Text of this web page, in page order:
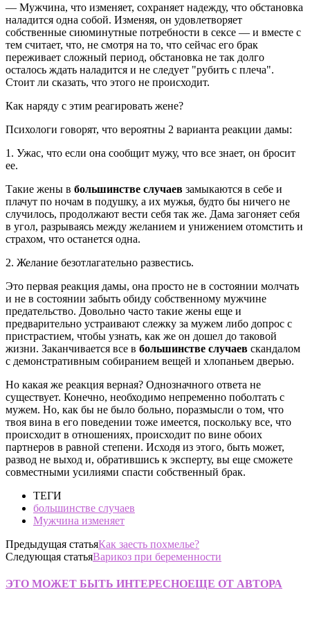
— Мужчина, что изменяет, сохраняет надежду, что обстановка
наладится одна собой. Изменяя, он удовлетворяет
собственные сиюминутные потребности в сексе — и вместе с
тем считает, что, не смотря на то, что сейчас его брак
переживает сложный период, обстановка не так долго
осталось ждать наладится и не следует "рубить с плеча".
Стоит ли сказать, что этого не происходит.
Как наряду с этим реагировать жене?
Психологи говорят, что вероятны 2 варианта реакции дамы:
1. Ужас, что если она сообщит мужу, что все знает, он бросит
ее.
Такие жены в большинстве случаев замыкаются в себе и
плачут по ночам в подушку, а их мужья, будто бы ничего не
случилось, продолжают вести себя так же. Дама загоняет себя
в угол, разрываясь между желанием и унижением отомстить и
страхом, что останется одна.
2. Желание безотлагательно развестись.
Это первая реакция дамы, она просто не в состоянии молчать
и не в состоянии забыть обиду собственному мужчине
предательство. Довольно часто такие жены еще и
предварительно устраивают слежку за мужем либо допрос с
пристрастием, чтобы узнать, как же он дошел до таковой
жизни. Заканчивается все в большинстве случаев скандалом
с демонстративным собиранием вещей и хлопаньем дверью.
Но какая же реакция верная? Однозначного ответа не
существует. Конечно, необходимо непременно поболтать с
мужем. Но, как бы не было больно, поразмысли о том, что
твоя вина в его поведении тоже имеется, поскольку все, что
происходит в отношениях, происходит по вине обоих
партнеров в равной степени. Исходя из этого, быть может,
развод не выход и, обратившись к эксперту, вы еще сможете
совместными усилиями спасти собственный брак.
ТЕГИ
большинстве случаев
Мужчина изменяет
Предыдущая статьяКак заесть похмелье?
Следующая статьяВарикоз при беременности
ЭТО МОЖЕТ БЫТЬ ИНТЕРЕСНОЕЩЕ ОТ АВТОРА